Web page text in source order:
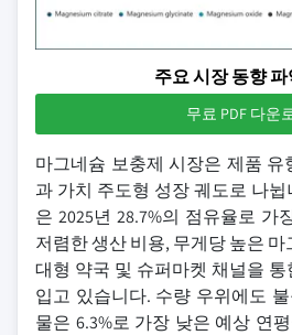
주요 시장 동향
무료 PDF 다운
마그네슘 보충제 시장은 제품 유
과 가치 주도형 성장 궤도로 나
은 2025년 28.7%의 점유율로 가
저렴한 생산 비용, 무게당 높은
대형 약국 및 슈퍼마켓 채널을
입고 있습니다. 수량 우위에도
물은 6.3%로 가장 낮은 예상 연